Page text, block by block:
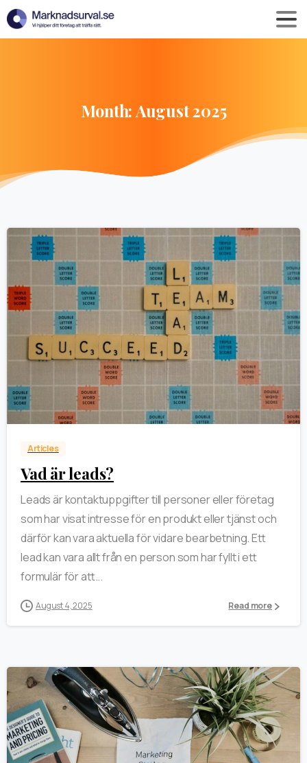
Month:August2025
0
Articles
Vad är leads?
Leads är kontaktuppgifter till personer eller företag
som har visat intresse för en produkt eller tjänst och
därför kan vara aktuella för vidare bearbetning. Ett
lead kan vara allt från en person som har fyllt i ett
formulär för att...
August 4, 2025 Read more